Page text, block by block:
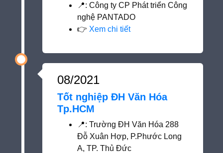
📍: Công ty CP Phát triển Công
nghệ PANTADO
👉 Xem chi tiết
08/2021
Tốt nghiệp ĐH Văn Hóa
Tp.HCM
📍: Trường ĐH Văn Hóa 288
Đỗ Xuân Hợp, P.Phước Long
A, TP. Thủ Đức